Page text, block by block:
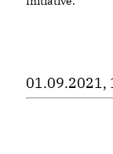
01.09.2021,